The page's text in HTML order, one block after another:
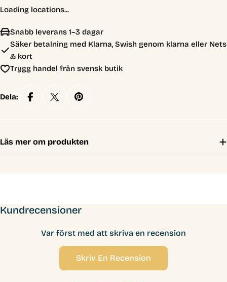
Loading locations...
Snabb leverans 1–3 dagar
Säker betalning med Klarna, Swish genom klarna eller Nets
& kort
Trygg handel från svensk butik
Dela:
Läs mer om produkten
Kundrecensioner
Var först med att skriva en recension
Skriv En Recension